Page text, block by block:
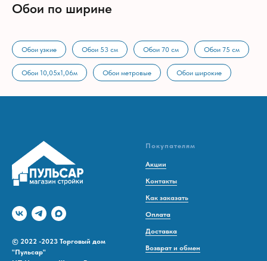
Обои по ширине
Обои узкие Обои 53 см Обои 70 см Обои 75 см
Обои 10,05х1,06м Обои метровые Обои широкие
© 2022 -2023 Торговый дом
"Пульсар"
Покупателям
Акции
Контакты
Как заказать
Оплата
Доставка
Возврат и обмен